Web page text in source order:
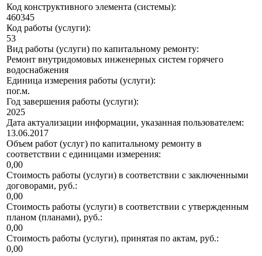
Код конструктивного элемента (системы):
460345
Код работы (услуги):
53
Вид работы (услуги) по капитальному ремонту:
Ремонт внутридомовых инженерных систем горячего
водоснабжения
Единица измерения работы (услуги):
пог.м.
Год завершения работы (услуги):
2025
Дата актуализации информации, указанная пользователем:
13.06.2017
Объем работ (услуг) по капитальному ремонту в
соответствии с единицами измерения:
0,00
Стоимость работы (услуги) в соответствии с заключенными
договорами, руб.:
0,00
Стоимость работы (услуги) в соответствии с утвержденным
планом (планами), руб.:
0,00
Стоимость работы (услуги), принятая по актам, руб.:
0,00